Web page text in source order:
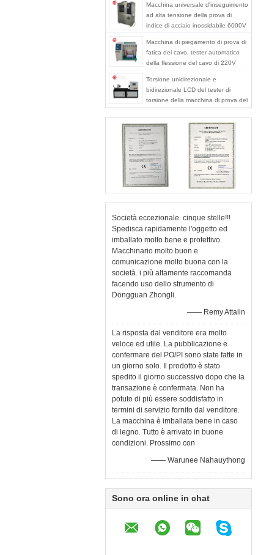
Macchina universale d'inseguimento
ad alta tensione della prova di
indice di acciaio inossidabile 6000V
Macchina di piegamento di prova di
fatica del cavo, tester automatico
della flessione del cavo di 220V
Torsione unidirezionale e
bidirezionale LCD del tester di
torsione della macchina di prova del
cavo dello schermo/nastro metallico
Società eccezionale. cinque stelle!!!
Spedisca rapidamente l'oggetto ed
imballato molto bene e protettivo.
Macchinario molto buon e
comunicazione molto buona con la
società. i più altamente raccomanda
facendo uso dello strumento di
Dongguan Zhongli.
—— Remy Attalin
La risposta dal venditore era molto
veloce ed utile. La pubblicazione e
confermare del PO/PI sono state fatte in
un giorno solo. Il prodotto è stato
spedito il giorno successivo dopo che la
transazione è confermata. Non ha
potuto di più essere soddisfatto in
termini di servizio fornito dal venditore.
La macchina è imballata bene in caso
di legno. Tutto è arrivato in buone
condizioni. Prossimo con
—— Warunee Nahauythong
Sono ora online in chat